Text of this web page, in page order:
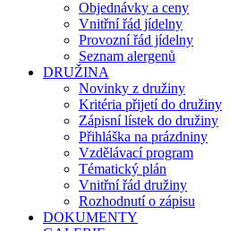
Objednávky a ceny
Vnitřní řád jídelny
Provozní řád jídelny
Seznam alergenů
DRUŽINA
Novinky z družiny
Kritéria přijetí do družiny
Zápisní lístek do družiny
Přihláška na prázdniny
Vzdělávací program
Tématický plán
Vnitřní řád družiny
Rozhodnutí o zápisu
DOKUMENTY